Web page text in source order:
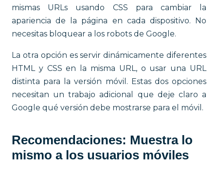
mismas URLs usando CSS para cambiar la
apariencia de la página en cada dispositivo. No
necesitas bloquear a los robots de Google.
La otra opción es servir dinámicamente diferentes
HTML y CSS en la misma URL, o usar una URL
distinta para la versión móvil. Estas dos opciones
necesitan un trabajo adicional que deje claro a
Google qué versión debe mostrarse para el móvil.
Recomendaciones: Muestra lo
mismo a los usuarios móviles